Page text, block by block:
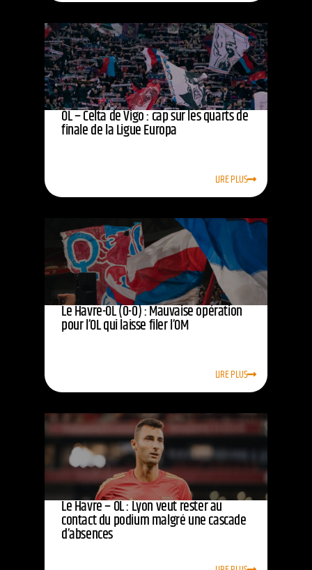
OL – Celta de Vigo : cap sur les quarts de
finale de la Ligue Europa
LIRE PLUS
Le Havre-OL (0-0) : Mauvaise opération
pour l’OL qui laisse filer l’OM
LIRE PLUS
Le Havre – OL : Lyon veut rester au
contact du podium malgré une cascade
d’absences